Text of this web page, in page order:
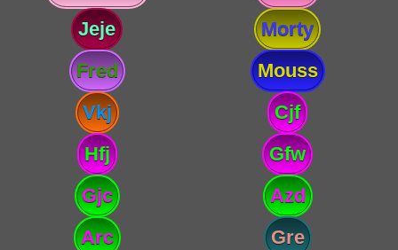
Jeje
Morty
Fred
Mouss
Vkj
Cjf
Hfj
Gfw
Gjc
Azd
Arc
Gre